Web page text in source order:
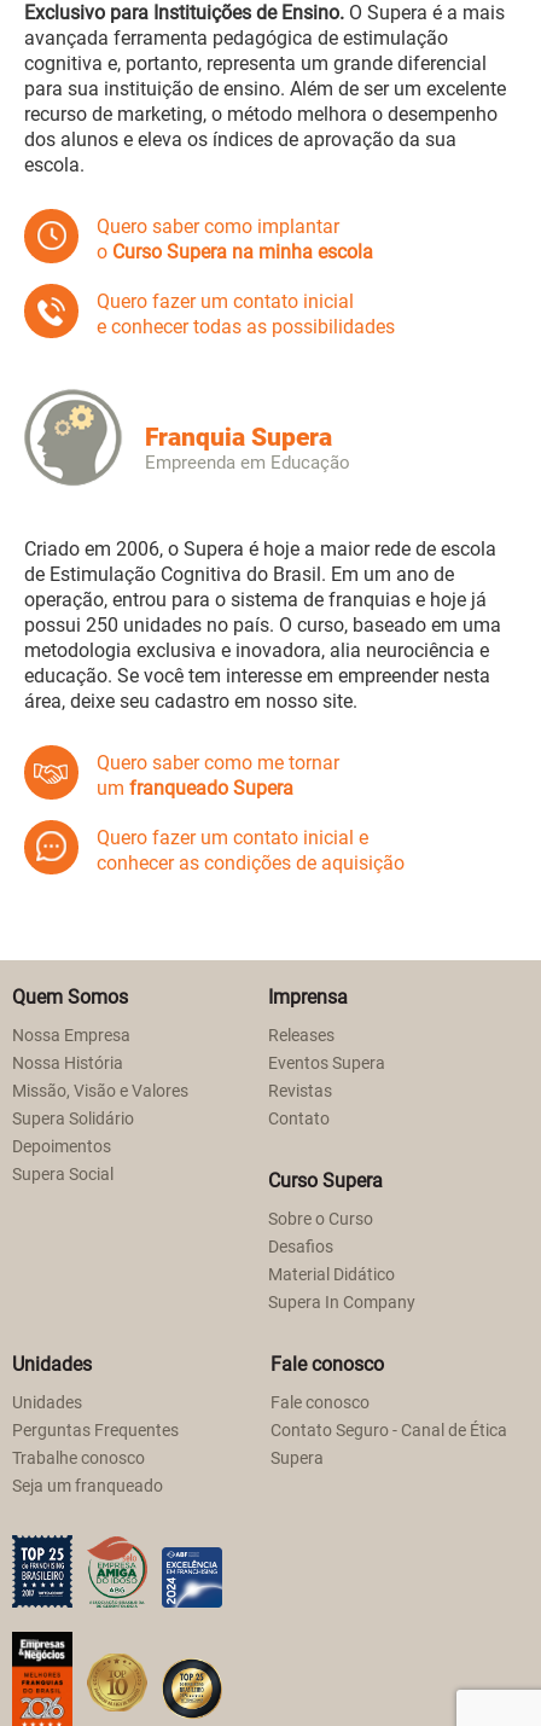
Exclusivo para Instituições de Ensino. O Supera é a mais
avançada ferramenta pedagógica de estimulação
cognitiva e, portanto, representa um grande diferencial
para sua instituição de ensino. Além de ser um excelente
recurso de marketing, o método melhora o desempenho
dos alunos e eleva os índices de aprovação da sua
escola.
Quero saber como implantar
o Curso Supera na minha escola
Quero fazer um contato inicial
e conhecer todas as possibilidades
Franquia Supera
Empreenda em Educação
Criado em 2006, o Supera é hoje a maior rede de escola
de Estimulação Cognitiva do Brasil. Em um ano de
operação, entrou para o sistema de franquias e hoje já
possui 250 unidades no país. O curso, baseado em uma
metodologia exclusiva e inovadora, alia neurociência e
educação. Se você tem interesse em empreender nesta
área, deixe seu cadastro em nosso site.
Quero saber como me tornar
um franqueado Supera
Quero fazer um contato inicial e
conhecer as condições de aquisição
Quem Somos
Nossa Empresa
Nossa História
Missão, Visão e Valores
Supera Solidário
Depoimentos
Supera Social
Imprensa
Releases
Eventos Supera
Revistas
Contato
Curso Supera
Sobre o Curso
Desafios
Material Didático
Supera In Company
Unidades
Unidades
Perguntas Frequentes
Trabalhe conosco
Seja um franqueado
Fale conosco
Fale conosco
Contato Seguro - Canal de Ética
Supera